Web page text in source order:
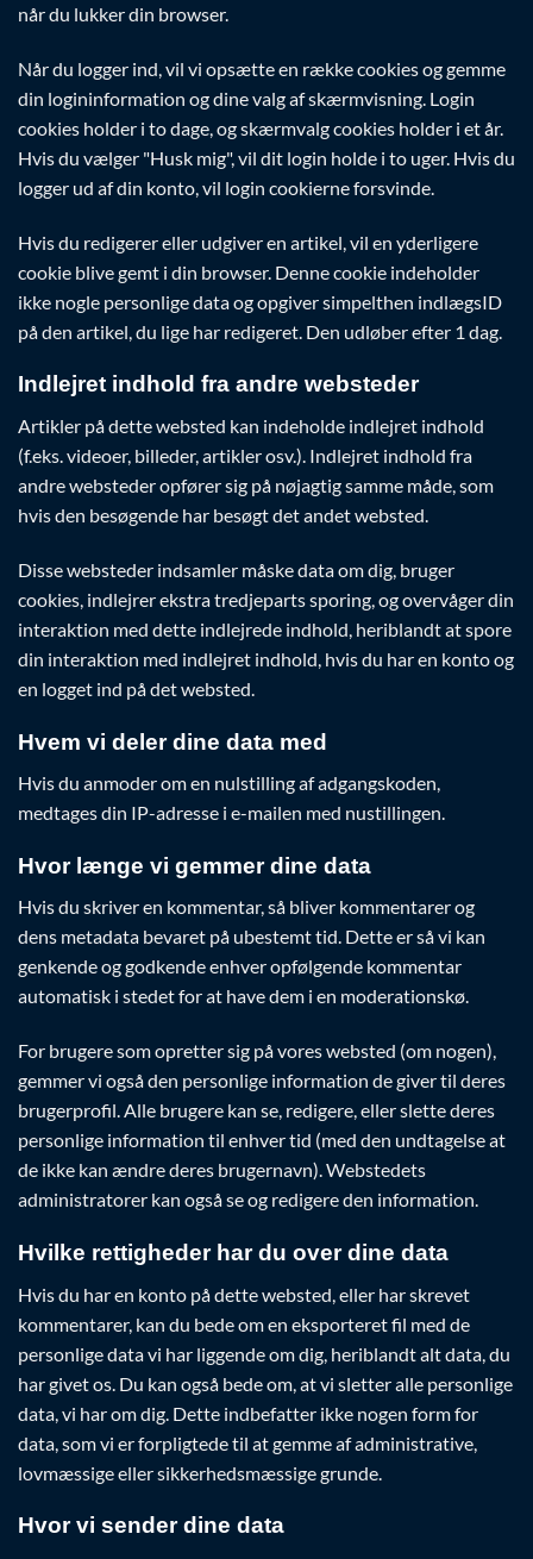
når du lukker din browser.
Når du logger ind, vil vi opsætte en række cookies og gemme
din logininformation og dine valg af skærmvisning. Login
cookies holder i to dage, og skærmvalg cookies holder i et år.
Hvis du vælger "Husk mig", vil dit login holde i to uger. Hvis du
logger ud af din konto, vil login cookierne forsvinde.
Hvis du redigerer eller udgiver en artikel, vil en yderligere
cookie blive gemt i din browser. Denne cookie indeholder
ikke nogle personlige data og opgiver simpelthen indlægsID
på den artikel, du lige har redigeret. Den udløber efter 1 dag.
Indlejret indhold fra andre websteder
Artikler på dette websted kan indeholde indlejret indhold
(f.eks. videoer, billeder, artikler osv.). Indlejret indhold fra
andre websteder opfører sig på nøjagtig samme måde, som
hvis den besøgende har besøgt det andet websted.
Disse websteder indsamler måske data om dig, bruger
cookies, indlejrer ekstra tredjeparts sporing, og overvåger din
interaktion med dette indlejrede indhold, heriblandt at spore
din interaktion med indlejret indhold, hvis du har en konto og
en logget ind på det websted.
Hvem vi deler dine data med
Hvis du anmoder om en nulstilling af adgangskoden,
medtages din IP-adresse i e-mailen med nustillingen.
Hvor længe vi gemmer dine data
Hvis du skriver en kommentar, så bliver kommentarer og
dens metadata bevaret på ubestemt tid. Dette er så vi kan
genkende og godkende enhver opfølgende kommentar
automatisk i stedet for at have dem i en moderationskø.
For brugere som opretter sig på vores websted (om nogen),
gemmer vi også den personlige information de giver til deres
brugerprofil. Alle brugere kan se, redigere, eller slette deres
personlige information til enhver tid (med den undtagelse at
de ikke kan ændre deres brugernavn). Webstedets
administratorer kan også se og redigere den information.
Hvilke rettigheder har du over dine data
Hvis du har en konto på dette websted, eller har skrevet
kommentarer, kan du bede om en eksporteret fil med de
personlige data vi har liggende om dig, heriblandt alt data, du
har givet os. Du kan også bede om, at vi sletter alle personlige
data, vi har om dig. Dette indbefatter ikke nogen form for
data, som vi er forpligtede til at gemme af administrative,
lovmæssige eller sikkerhedsmæssige grunde.
Hvor vi sender dine data